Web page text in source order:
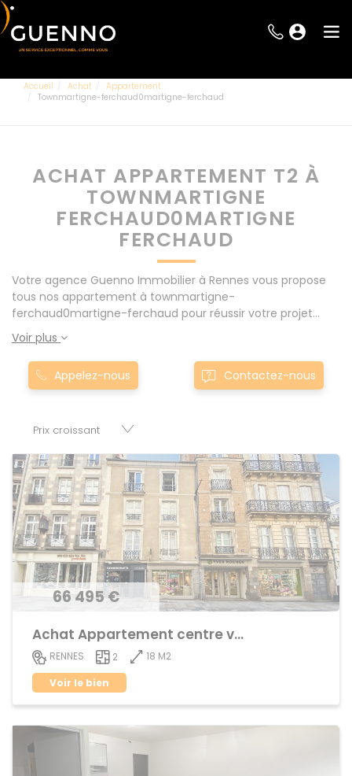
Accueil Achat
Appartement
Townmartigne-ferchaud0martigne-ferchaud
ACHAT APPARTEMENT T2 À
TOWNMARTIGNE
FERCHAUD0MARTIGNE
FERCHAUD
Votre agence Guenno Immobilier à Rennes vous propose
tous nos appartement à townmartigne-
ferchaud0martigne-ferchaud pour réussir votre projet
immobilier d' achat. Consultez l'ensemble de nos offres à
Rennes mais également aux alentours : Le Rheu, Pacé,
Montgermont... Nos appartement T2 à townmartigne-
ferchaud0martigne-ferchaud sont proposés au meilleur
disposition parkings, cessions de baux, fonds de
et murs.
Voir plus
Appelez-nous Contactez-nous
66 495 €
Achat Appartement centre ville
RENNES 2
18 M2
Voir le bien